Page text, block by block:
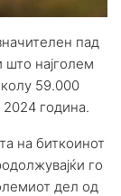
пад
најголем
59.000
2024 година.
на биткоинот
го
дел од